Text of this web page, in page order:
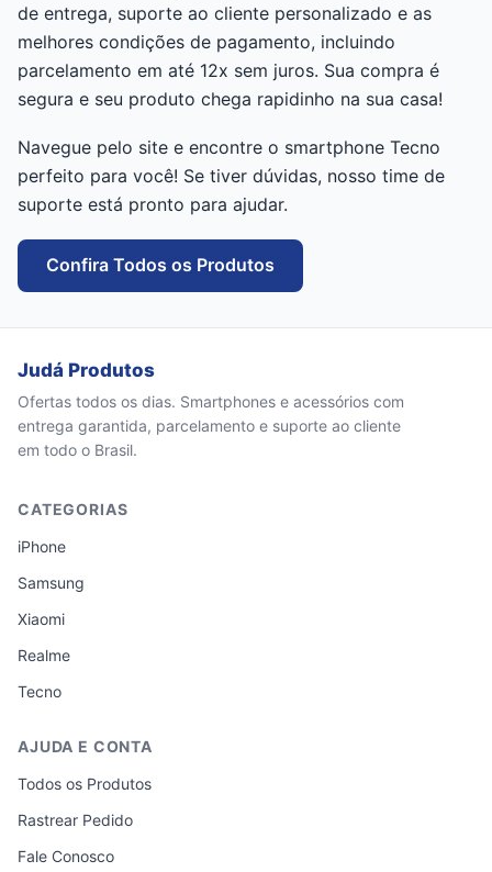
de entrega, suporte ao cliente personalizado e as
melhores condições de pagamento, incluindo
parcelamento em até 12x sem juros. Sua compra é
segura e seu produto chega rapidinho na sua casa!
Navegue pelo site e encontre o smartphone Tecno
perfeito para você! Se tiver dúvidas, nosso time de
suporte está pronto para ajudar.
Confira Todos os Produtos
Judá Produtos
Ofertas todos os dias. Smartphones e acessórios com
entrega garantida, parcelamento e suporte ao cliente
em todo o Brasil.
CATEGORIAS
iPhone
Samsung
Xiaomi
Realme
Tecno
AJUDA E CONTA
Todos os Produtos
Rastrear Pedido
Fale Conosco